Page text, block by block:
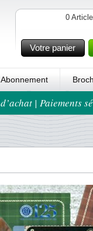
0
Votre panier
Abonnement
| Paiements